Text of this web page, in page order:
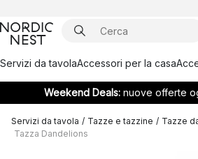
Servizi da tavolaAccessori per la casa
Weekend Deals: nuove offerte
Servizi da tavola / Tazze e tazzine / Tazze
Tazza Dandelions